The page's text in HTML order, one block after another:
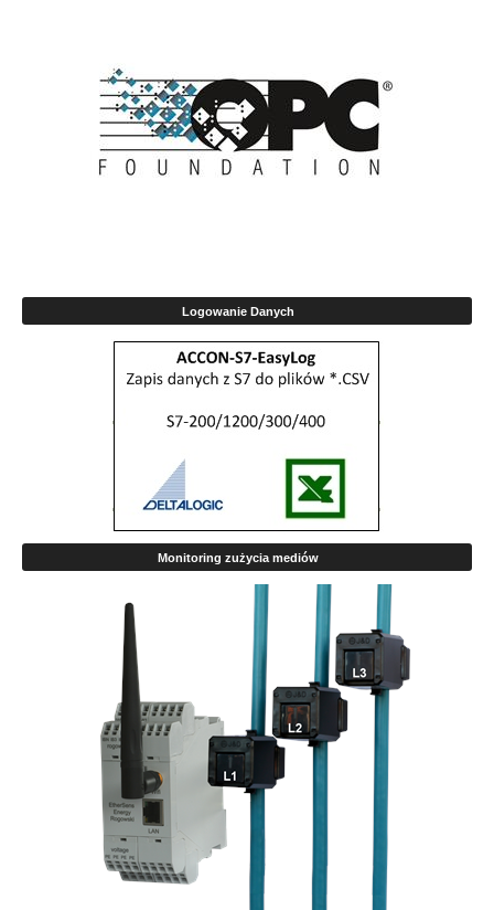
Logowanie Danych
Monitoring zużycia mediów